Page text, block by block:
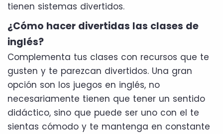
tienen sistemas divertidos.
¿Cómo hacer divertidas las clases de
inglés?
Complementa tus clases con recursos que te
gusten y te parezcan divertidos. Una gran
opción son los juegos en inglés, no
necesariamente tienen que tener un sentido
didáctico, sino que puede ser uno con el te
sientas cómodo y te mantenga en constante